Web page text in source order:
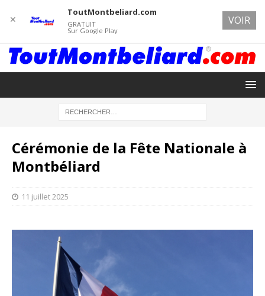
Cérémonie de la Fête Nationale à
Montbéliard
11 juillet 2025
✕
ToutMontbeliard.com
GRATUIT
Sur Google Play
VOIR